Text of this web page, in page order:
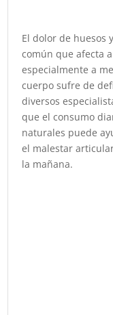
El dolor de huesos
común que afecta
especialmente a
cuerpo sufre de
diversos
que el consumo
naturales puede
el malestar
la mañana.